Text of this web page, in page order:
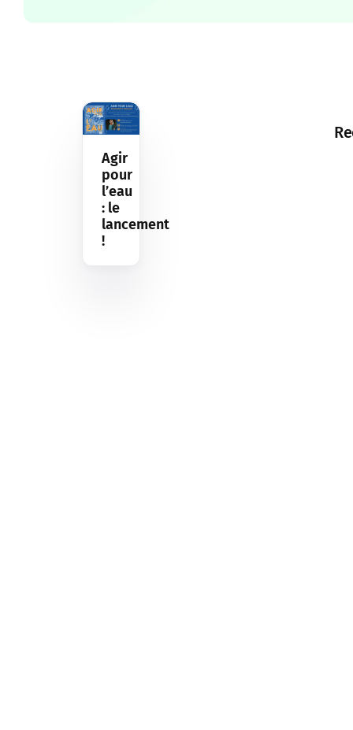
Agir
pour
l’eau
: le
lancement
!